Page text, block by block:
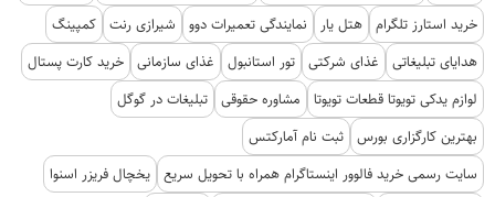
خرید استارز تلگرام هتل یار نمایندگی تعمیرات دوو شیرازی رنت کمپینگ
هدایای تبلیغاتی
غذای شرکتی تور استانبول غذای سازمانی خرید کارت پستال
لوازم یدکی تویوتا قطعات تویوتا
مشاوره حقوقی تبلیغات در گوگل
بهترین کارگزاری بورس ثبت نام آمارکتس
سایت رسمی خرید فالوور اینستاگرام همراه با تحویل سریع یخچال فریزر اسنوا